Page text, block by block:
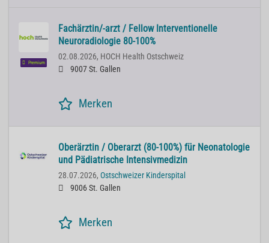
Premium
Fachärztin/-arzt / Fellow Interventionelle
Neuroradiologie 80-100%
02.08.2026, HOCH Health Ostschweiz
9007 St. Gallen
Merken
Oberärztin / Oberarzt (80-100%) für Neonatologie
und Pädiatrische Intensivmedizin
28.07.2026, Ostschweizer Kinderspital
9006 St. Gallen
Merken